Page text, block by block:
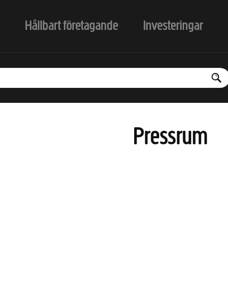
Hållbart företagande Investeringar
Pressrum